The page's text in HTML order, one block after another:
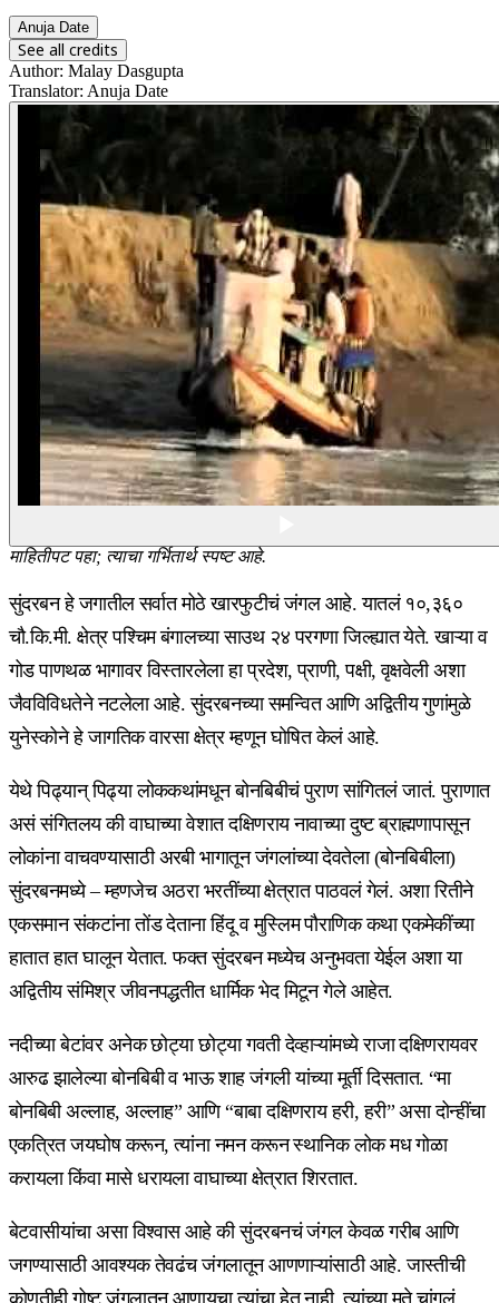
Anuja Date
See all credits
Author: Malay Dasgupta
Translator: Anuja Date
माहितीपट पहा; त्याचा गर्भितार्थ स्पष्ट आहे.
सुंदरबन हे जगातील सर्वात मोठे खारफुटीचं जंगल आहे. यातलं १०,३६०
चौ.कि.मी. क्षेत्र पश्चिम बंगालच्या साउथ २४ परगणा जिल्ह्यात येते. खाऱ्या व
गोड पाणथळ भागावर विस्तारलेला हा प्रदेश, प्राणी, पक्षी, वृक्षवेली अशा
जैवविविधतेने नटलेला आहे. सुंदरबनच्या समन्वित आणि अद्वितीय गुणांमुळे
युनेस्कोने हे जागतिक वारसा क्षेत्र म्हणून घोषित केलं आहे.
येथे पिढ्यान् पिढ्या लोककथांमधून बोनबिबीचं पुराण सांगितलं जातं. पुराणात
असं संगितलय की वाघाच्या वेशात दक्षिणराय नावाच्या दुष्ट ब्राह्मणापासून
लोकांना वाचवण्यासाठी अरबी भागातून जंगलांच्या देवतेला (बोनबिबीला)
सुंदरबनमध्ये – म्हणजेच अठरा भरतींच्या क्षेत्रात पाठवलं गेलं. अशा रितीने
एकसमान संकटांना तोंड देताना हिंदू व मुस्लिम पौराणिक कथा एकमेकींच्या
हातात हात घालून येतात. फक्त सुंदरबन मध्येच अनुभवता येईल अशा या
अद्वितीय संमिश्र जीवनपद्धतीत धार्मिक भेद मिटून गेले आहेत.
नदीच्या बेटांवर अनेक छोट्या छोट्या गवती देव्हाऱ्यांमध्ये राजा दक्षिणरायवर
आरुढ झालेल्या बोनबिबी व भाऊ शाह जंगली यांच्या मूर्ती दिसतात. “मा
बोनबिबी अल्लाह, अल्लाह” आणि “बाबा दक्षिणराय हरी, हरी” असा दोन्हींचा
एकत्रित जयघोष करून, त्यांना नमन करून स्थानिक लोक मध गोळा
करायला किंवा मासे धरायला वाघाच्या क्षेत्रात शिरतात.
बेटवासीयांचा असा विश्वास आहे की सुंदरबनचं जंगल केवळ गरीब आणि
जगण्यासाठी आवश्यक तेवढंच जंगलातून आणणाऱ्यांसाठी आहे. जास्तीची